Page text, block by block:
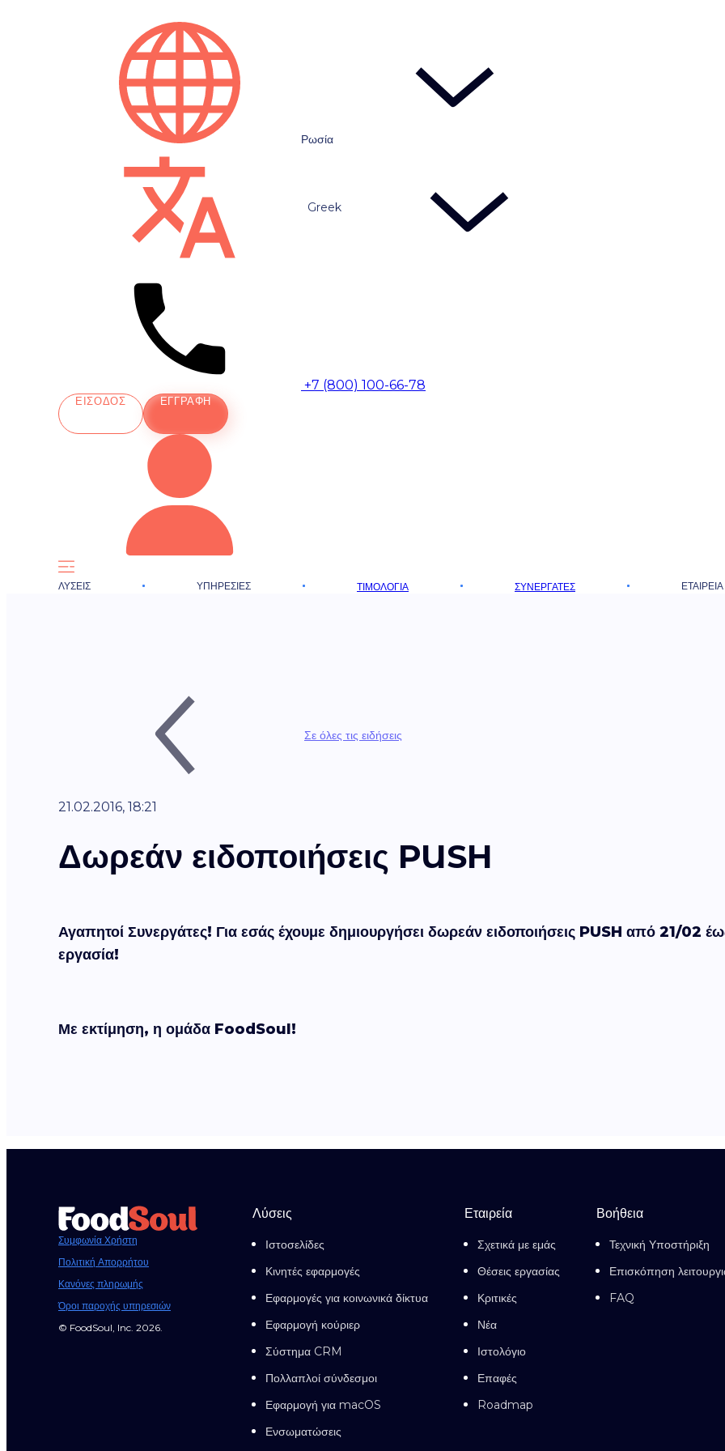
Ρωσία
Greek
+7 (800) 100-66-78
ΕΊΣΟΔΟΣ ΕΓΓΡΑΦΉ
ΛΎΣΕΙΣ ΥΠΗΡΕΣΊΕΣ ΤΙΜΟΛΌΓΙΑ ΣΥΝΕΡΓΆΤΕΣ ΕΤΑΙΡΕΊΑ
Σε όλες τις ειδήσεις
21.02.2016, 18:21
Δωρεάν ειδοποιήσεις PUSH
Αγαπητοί Συνεργάτες! Για εσάς έχουμε δημιουργήσει δωρεάν ειδοποιήσεις PUSH από 21/02
εργασία!
Με εκτίμηση, η ομάδα FoodSoul!
Συμφωνία Χρήστη
Πολιτική Απορρήτου
Κανόνες πληρωμής
Όροι παροχής υπηρεσιών
© FoodSoul, Inc. 2026.
Λύσεις
Ιστοσελίδες
Κινητές εφαρμογές
Εφαρμογές για κοινωνικά δίκτυα
Εφαρμογή κούριερ
Σύστημα CRM
Πολλαπλοί σύνδεσμοι
Εφαρμογή για macOS
Ενσωματώσεις
Εταιρεία
Σχετικά με εμάς
Θέσεις εργασίας
Κριτικές
Νέα
Ιστολόγιο
Επαφές
Roadmap
Βοήθεια
Τεχνική Υποστήριξη
Επισκόπηση
FAQ